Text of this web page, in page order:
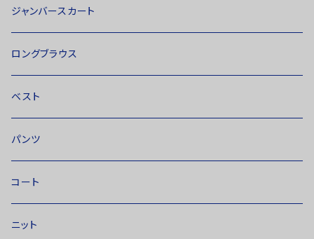
ジャンバースカート
ロングブラウス
ベスト
パンツ
コート
ニット